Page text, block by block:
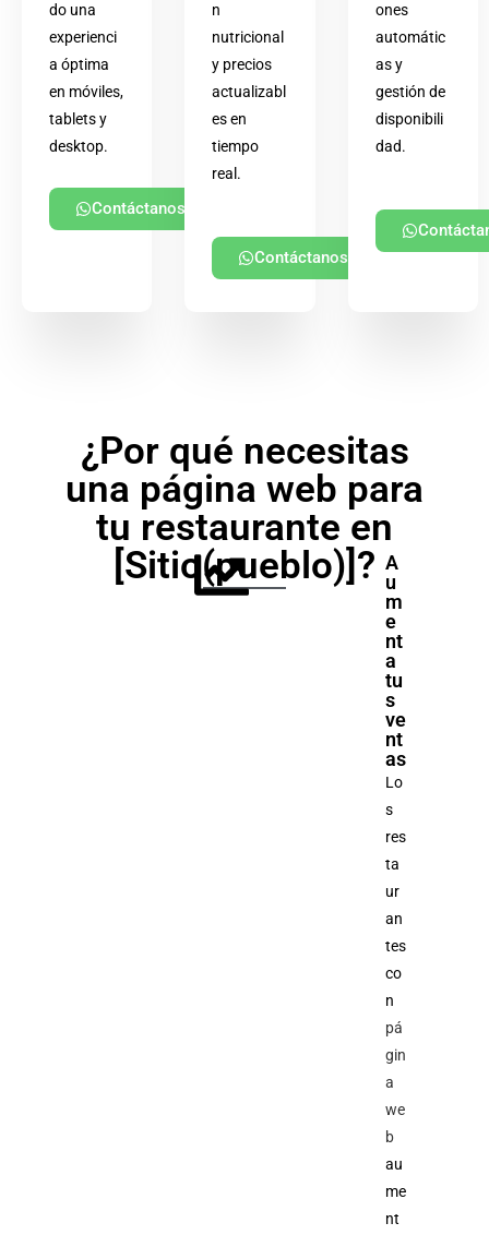
do una
experienci
a óptima
en móviles,
tablets y
desktop.
Contáctanos
n
nutricional
y precios
actualizabl
es en
tiempo
real.
Contáctanos
ones
automátic
as y
gestión de
disponibili
dad.
¿Por qué necesitas
una página web para
tu restaurante en
[Sitio(pueblo)]? A
u
m
e
nt
a
tu
s
ve
nt
as
Lo
s
res
ta
ur
an
tes
co
n
pá
gin
a
we
b
au
me
nt